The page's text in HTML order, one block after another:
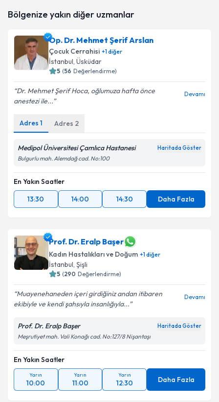
talebi oluşturun. Size bu uzmandan randevu almanız
bilgilendireceğiz.
E-posta Adresiniz
Kişisel verilerimin işlenmesine ilişkin
kapsamda işlenmesini kabul ediyorum.
Takvim Talebini Gönder
Bölgenize yakın diğer uzmanlar
Op. Dr. Mehmet Şerif Arslan
Çocuk Cerrahisi +1diğer
İstanbul, Üsküdar
5 (56 Değerlendirme)
Dr. Mehmet Şerif Hoca, oğlumuza hafta önce
anestezi ile...
Devamı
Adres 1 Adres 2
Medipol Üniversitesi Çamlıca Hastanesi Haritada Göster
Bulgurlu mah. Alemdağ cad. No:100
En Yakın Saatler
13:30
14:00 14:30 Daha Fazla
Prof. Dr. Eralp Başer
Kadın Hastalıkları ve Doğum +1diğer
İstanbul, Şişli
5 (290 Değerlendirme)
Muayenehaneden içeri girdiğiniz andan itibaren
ekibiyle ve kendi şahsıyla insanlığıyla...
Devamı
Prof. Dr. Eralp Başer Haritada Göster
Meşrutiyet mah. Vali Konağı cad. No:127/8 Nişantaşı
En Yakın Saatler
Yarın
10:00
Yarın
11:00
Yarın
12:30 Daha Fazla